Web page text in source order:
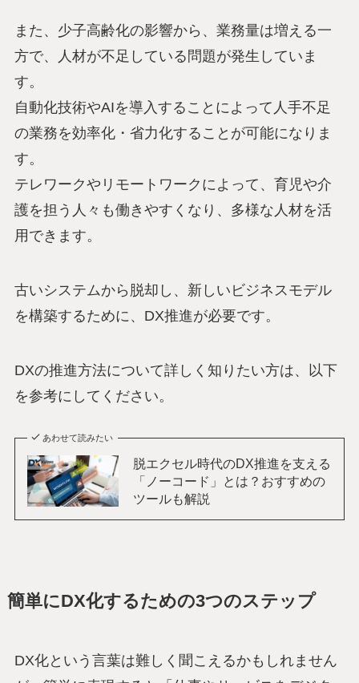
また、少子高齢化の影響から、業務量は増える一
方で、人材が不足している問題が発生していま
す。
自動化技術やAIを導入することによって人手不足
の業務を効率化・省力化することが可能になりま
す。
テレワークやリモートワークによって、育児や介
護を担う人々も働きやすくなり、多様な人材を活
用できます。
古いシステムから脱却し、新しいビジネスモデル
を構築するために、DX推進が必要です。
DXの推進方法について詳しく知りたい方は、以下
を参考にしてください。
あわせて読みたい
脱エクセル時代のDX推進を支える
「ノーコード」とは？おすすめの
ツールも解説
簡単にDX化するための3つのステップ
DX化という言葉は難しく聞こえるかもしれません